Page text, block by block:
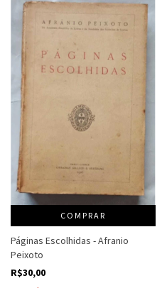
COMPRAR
Páginas Escolhidas - Afranio
Peixoto
R$30,00